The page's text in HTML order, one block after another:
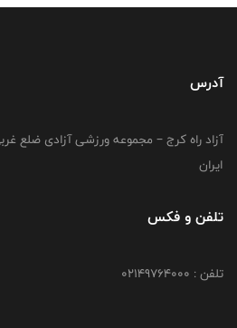
آدرس
آزاد راه کرج – مجموعه ورزشی آزادی ضلع
ایران
تلفن و فکس
تلفن : 02149764000